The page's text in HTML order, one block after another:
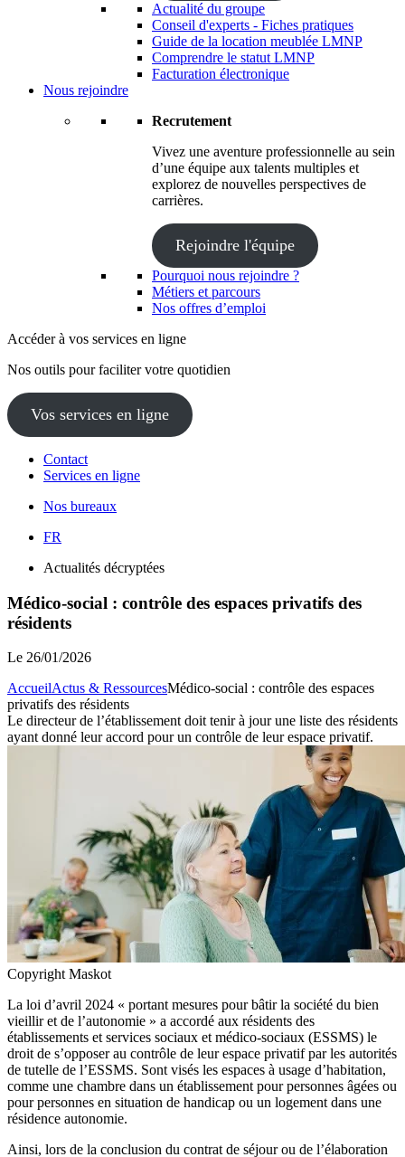
Actualité du groupe
Conseil d'experts - Fiches pratiques
Guide de la location meublée LMNP
Comprendre le statut LMNP
Facturation électronique
Nous rejoindre
Recrutement
Vivez une aventure professionnelle au sein
d’une équipe aux talents multiples et
explorez de nouvelles perspectives de
carrières.
Rejoindre l'équipe
Pourquoi nous rejoindre ?
Métiers et parcours
Nos offres d’emploi
Accéder à vos services en ligne
Nos outils pour faciliter votre quotidien
Vos services en ligne
Contact
Services en ligne
Nos bureaux
FR
Actualités décryptées
Médico-social : contrôle des espaces privatifs des
résidents
Le 26/01/2026
AccueilActus & RessourcesMédico-social : contrôle des espaces
privatifs des résidents
Le directeur de l’établissement doit tenir à jour une liste des résidents
ayant donné leur accord pour un contrôle de leur espace privatif.
Copyright Maskot
La loi d’avril 2024 « portant mesures pour bâtir la société du bien
vieillir et de l’autonomie » a accordé aux résidents des
établissements et services sociaux et médico-sociaux (ESSMS) le
droit de s’opposer au contrôle de leur espace privatif par les autorités
de tutelle de l’ESSMS. Sont visés les espaces à usage d’habitation,
comme une chambre dans un établissement pour personnes âgées ou
pour personnes en situation de handicap ou un logement dans une
résidence autonomie.
Ainsi, lors de la conclusion du contrat de séjour ou de l’élaboration